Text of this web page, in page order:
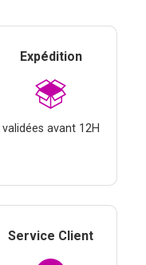
Expédition
validées avant 12H
Service Client